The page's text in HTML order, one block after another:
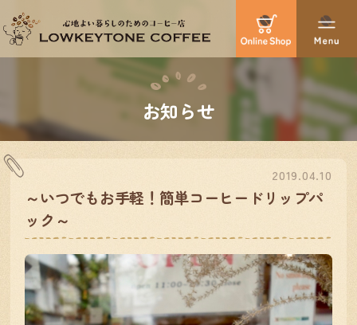
お知らせ
2019.04.10
～いつでもお手軽！簡単コーヒードリップパ
ック～